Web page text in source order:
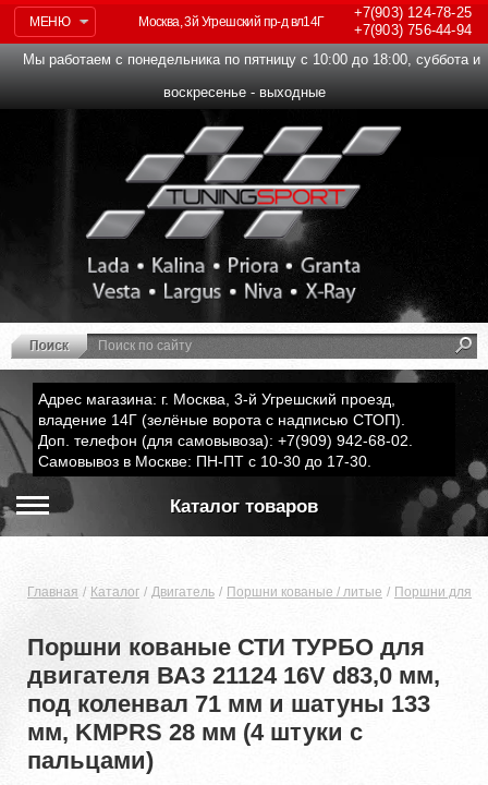
МЕНЮ
+7(903)124-78-25
+7(903)756-44-94
Москва, 3й Угрешский пр-д вл14Г
Мы работаем с понедельника по пятницу с 10:00 до 18:00, суббота и
воскресенье - выходные
Адрес магазина: г. Москва, 3-й Угрешский проезд,
владение 14Г (зелёные ворота с надписью СТОП).
Доп. телефон (для самовывоза): +7(909) 942-68-02.
Самовывоз в Москве: ПН-ПТ с 10-30 до 17-30.
Каталог товаров
Главная Каталог Двигатель Поршни кованые / литые Поршни для
Поршни кованые СТИ ТУРБО для
двигателя ВАЗ 21124 16V d83,0 мм,
под коленвал 71 мм и шатуны 133
мм, KMPRS 28 мм (4 штуки с
пальцами)